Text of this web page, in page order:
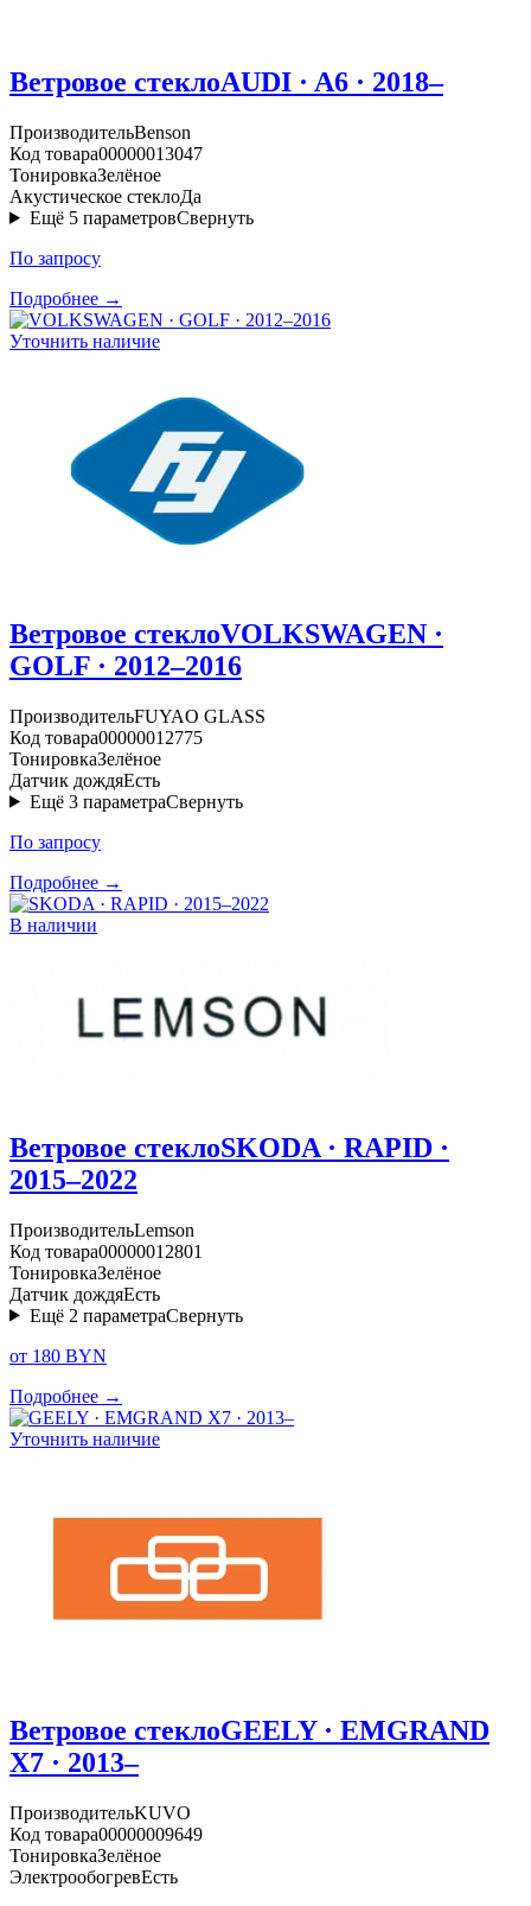
Ветровое стеклоAUDI · A6 · 2018–
ПроизводительBenson
Код товара00000013047
ТонировкаЗелёное
Акустическое стеклоДа
Ещё 5 параметровСвернуть
По запросу
Подробнее →
Уточнить наличие
Ветровое стеклоVOLKSWAGEN ·
GOLF · 2012–2016
ПроизводительFUYAO GLASS
Код товара00000012775
ТонировкаЗелёное
Датчик дождяЕсть
Ещё 3 параметраСвернуть
По запросу
Подробнее →
В наличии
Ветровое стеклоSKODA · RAPID ·
2015–2022
ПроизводительLemson
Код товара00000012801
ТонировкаЗелёное
Датчик дождяЕсть
Ещё 2 параметраСвернуть
от 180 BYN
Подробнее →
Уточнить наличие
Ветровое стеклоGEELY · EMGRAND
X7 · 2013–
ПроизводительKUVO
Код товара00000009649
ТонировкаЗелёное
ЭлектрообогревЕсть